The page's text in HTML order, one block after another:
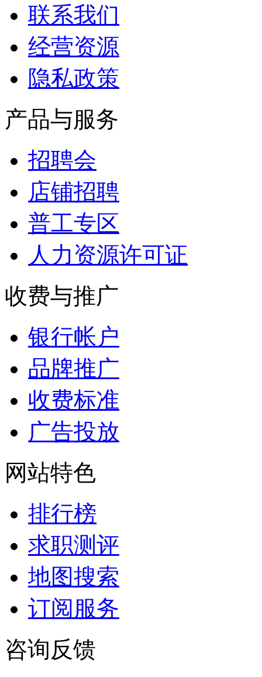
联系我们
经营资源
隐私政策
产品与服务
招聘会
店铺招聘
普工专区
人力资源许可证
收费与推广
银行帐户
品牌推广
收费标准
广告投放
网站特色
排行榜
求职测评
地图搜索
订阅服务
咨询反馈